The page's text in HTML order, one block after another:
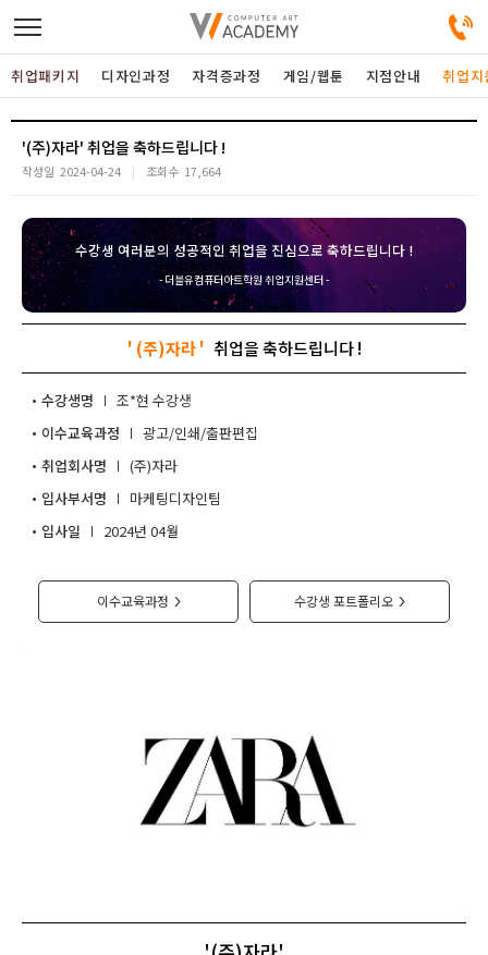
디자인정규과정
게임과정
자격증과정
커뮤니티
취업지원센터
고객상담센터
취업패키지 디자인과정 자격증과정 게임/웹툰 지점안내 취업
'(주)자라'
작성일 2024-04-24 조회수 17,664
수강생 여러분의 성공적인 취업을 진심으로 축하드립니다 !
- 더블유컴퓨터아트학원 취업지원센터 -
' (주)자라 '
수강생명
조*현
이수교육과정
광고/인쇄/출판편집
취업회사명
(주)자라
입사부서명
마케팅디자인팀
입사일
2024년 04월
이수교육과정 > 수강생 포트폴리오 >